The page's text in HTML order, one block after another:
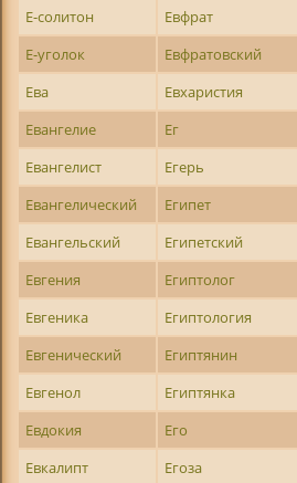
Е-солитон
Евфрат
Е-уголок
Евфратовский
Ева
Евхаристия
Евангелие
Ег
Евангелист
Егерь
Евангелический
Египет
Евангельский
Египетский
Евгения
Египтолог
Евгеника
Египтология
Евгенический
Египтянин
Евгенол
Египтянка
Евдокия
Его
Евкалипт
Егоза